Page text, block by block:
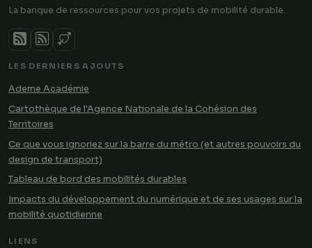
La banque de ressources pour vos projets de mobilité durable.
LES DERNIERS AJOUTS
Ademe Académie
Cartothèque de l'Agence Nationale de la Cohésion des
Territoires
Ce que vous ignoriez sur la barre du métro (et autres pouvoirs du
design de transport)
Tableau de bord des mobilités durables
Impacts du développement du numérique et de ses usages sur la
mobilité quotidienne
LIENS